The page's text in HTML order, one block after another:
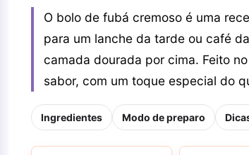
O bolo de fubá cremoso é uma
para um lanche da tarde ou café
camada dourada por cima. Feito
sabor, com um toque especial do
Ingredientes Modo de preparo